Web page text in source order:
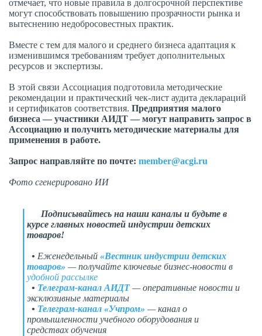
отмечает, что новые правила в долгосрочной перспективе
могут способствовать повышению прозрачности рынка и
вытеснению недобросовестных практик.
Вместе с тем для малого и среднего бизнеса адаптация к
изменившимся требованиям требует дополнительных
ресурсов и экспертизы.
В этой связи Ассоциация подготовила методические
рекомендации и практический чек-лист аудита деклараций
и сертификатов соответствия. Предприятия малого
бизнеса — участники АИДТ — могут направить запрос в
Ассоциацию и получить методические материалы для
применения в работе.
Запрос направляйте по почте: member@acgi.ru
Фото сгенерировано ИИ
Подписывайтесь на наши каналы и будьте в
курсе главных новостей индустрии детских
товаров!
• Еженедельный «Вестник индустрии детских
товаров» — получайте ключевые бизнес-новости в
удобной рассылке
• Телеграм-канал АИДТ — оперативные новости и
эксклюзивные материалы
• Телеграм-канал «Учпром» — канал о
промышленности учебного оборудования и
средствах обучения